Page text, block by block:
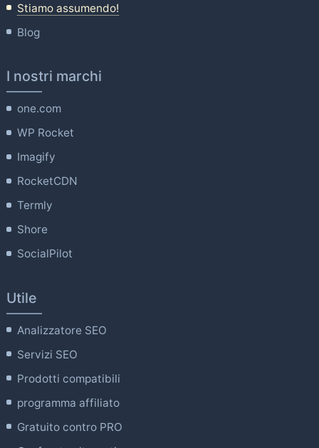
Stiamo assumendo!
Blog
I nostri marchi
one.com
WP Rocket
Imagify
RocketCDN
Termly
Shore
SocialPilot
Utile
Analizzatore SEO
Servizi SEO
Prodotti compatibili
programma affiliato
Gratuito contro PRO